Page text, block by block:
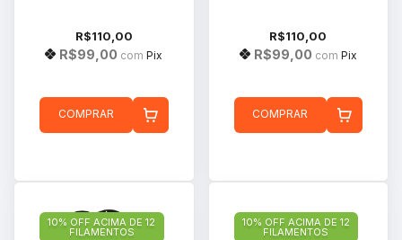
R$110,00
R$99,00 com Pix
COMPRAR
R$110,00
R$99,00 com Pix
COMPRAR
10% OFF ACIMA DE 12
FILAMENTOS
10% OFF ACIMA DE 12
FILAMENTOS